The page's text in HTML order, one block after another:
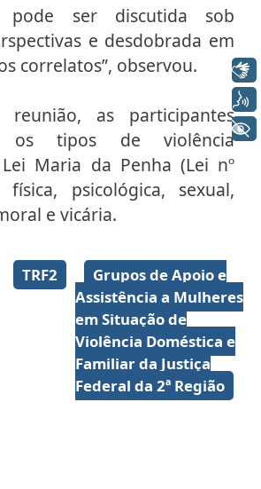
pode ser discutida sob
e desdobrada em
correlatos”, observou.
as participantes
os tipos de violência
Maria da Penha (Lei nº
física, psicológica, sexual,
e vicária.
Galeria de imagens
TRF2
Grupos de Apoio e
Assistência a Mulheres
em Situação de
Violência Doméstica e
Familiar da Justiça
Federal da 2ª Região
Libras
+ Acessibilidade